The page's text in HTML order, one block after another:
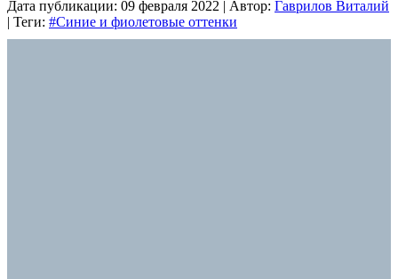
Дата публикации: 09 февраля 2022 | Автор: Гаврилов Виталий
| Теги: #Синие и фиолетовые оттенки